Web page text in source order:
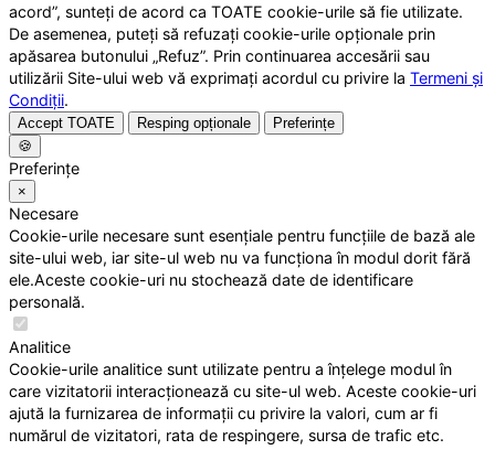
acord”, sunteți de acord ca TOATE cookie-urile să fie utilizate.
De asemenea, puteți să refuzați cookie-urile opționale prin
apăsarea butonului „Refuz”. Prin continuarea accesării sau
utilizării Site-ului web vă exprimați acordul cu privire la Termeni și
Condiții.
Accept TOATE Resping opționale
Preferințe
🍪
Preferințe
×
Necesare
Cookie-urile necesare sunt esențiale pentru funcțiile de bază ale
site-ului web, iar site-ul web nu va funcționa în modul dorit fără
ele.Aceste cookie-uri nu stochează date de identificare
personală.
Analitice
Cookie-urile analitice sunt utilizate pentru a înțelege modul în
care vizitatorii interacționează cu site-ul web. Aceste cookie-uri
ajută la furnizarea de informații cu privire la valori, cum ar fi
numărul de vizitatori, rata de respingere, sursa de trafic etc.